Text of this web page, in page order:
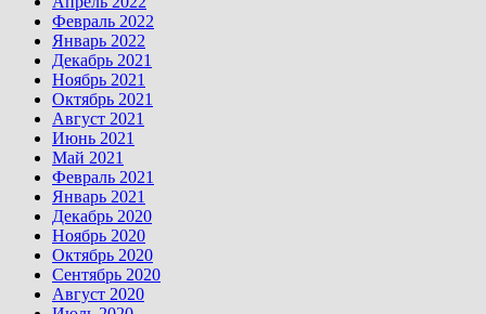
Февраль 2022
Январь 2022
Декабрь 2021
Ноябрь 2021
Октябрь 2021
Август 2021
Июнь 2021
Май 2021
Февраль 2021
Январь 2021
Декабрь 2020
Ноябрь 2020
Октябрь 2020
Сентябрь 2020
Август 2020